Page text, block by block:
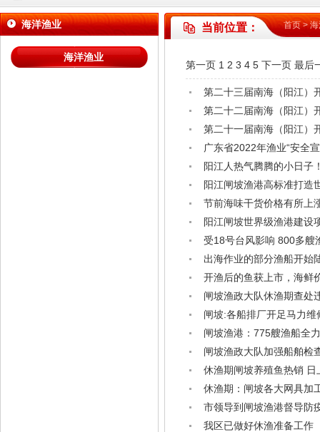
海洋渔业
海洋渔业
当前位置： 首页>
第一页 1 2 3 4 5 下一页 最后
第二十三届南海（阳江）
第二十二届南海（阳江）
第二十一届南海（阳江）
广东省2022年渔业“安全
阳江人热气腾腾的小日子
阳江闸坡渔港高标准打造
节前海味干货价格有所上
阳江闸坡世界级渔港建设
受18号台风影响 800多艘
出海作业的部分渔船开始
开渔后的鱼获上市，海鲜
闸坡渔政大队休渔期查处
闸坡:各船排厂开足马力
闸坡渔港：775艘渔船全
闸坡渔政大队加强船舶检
休渔期闸坡养殖鱼热销 日
休渔期：闸坡各大网具加
市领导到闸坡渔港督导防
我区已做好休渔准备工作